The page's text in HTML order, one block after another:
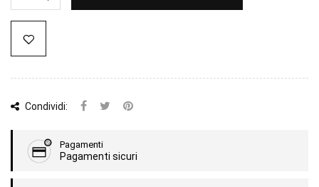
Condividi:
Pagamenti
Pagamenti sicuri